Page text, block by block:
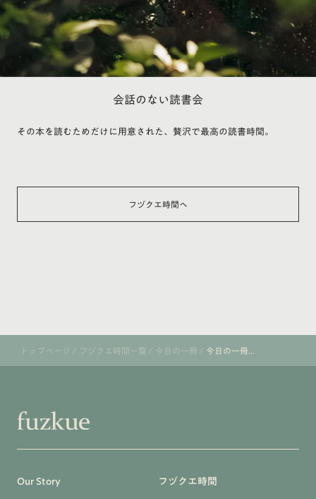
会話のない読書会
その本を読むためだけに用意された、贅沢で最高の読書時間。
フヅクエ時間へ
トップページ / フヅクエ時間一覧 / 今日の一冊 / 今日の一冊...
Our Story フヅクエ時間